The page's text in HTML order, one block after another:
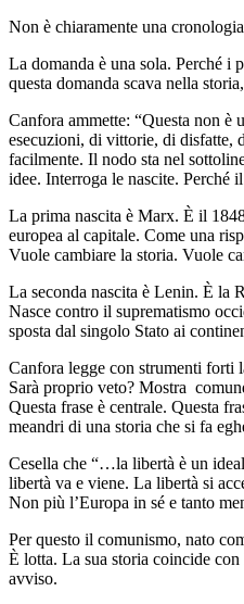
Non è chiaramente una
La domanda è una sola. Perché i
questa domanda scava nella
Canfora ammette: “Questa non
esecuzioni, di vittorie, di disfatte,
facilmente. Il nodo sta nel
idee. Interroga le nascite. Perché
La prima nascita è Marx. È il
europea al capitale. Come una
Vuole cambiare la storia. Vuole
La seconda nascita è Lenin. È la
Nasce contro il suprematismo
sposta dal singolo Stato ai
Canfora legge con strumenti forti
Sarà proprio veto? Mostra
Questa frase è centrale. Questa
meandri di una storia che si fa
Cesella che “…la libertà è un
libertà va e viene. La libertà si
Non più l’Europa in sé e tanto
Per questo il comunismo, nato
È lotta. La sua storia coincide
avviso.